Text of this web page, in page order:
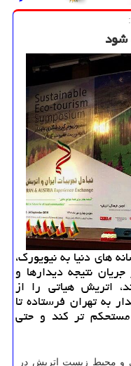
شود
های دنیا به نیویورك،
نتیجه دیدارها و
اتریش هیاتی را از
به تهران فرستاده تا
مستحكم تر كند و حتی
و محیط زیست اتریش در